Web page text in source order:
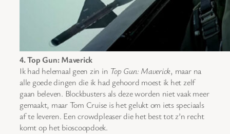
4. Top Gun: Maverick
Ik had helemaal geen zin in Top Gun: Maverick, maar na
alle goede dingen die ik had gehoord moest ik het zelf
gaan beleven. Blockbusters als deze worden niet vaak meer
gemaakt, maar Tom Cruise is het gelukt om iets speciaals
af te leveren. Een crowdpleaser die het best tot z’n recht
komt op het bioscoopdoek.